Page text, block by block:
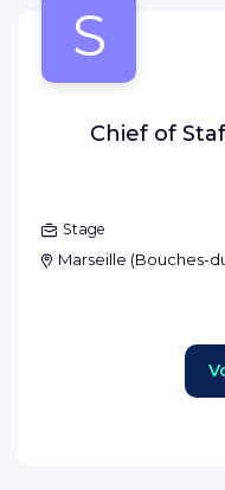
S
Chief of
Stage
Marseille (Bouches-